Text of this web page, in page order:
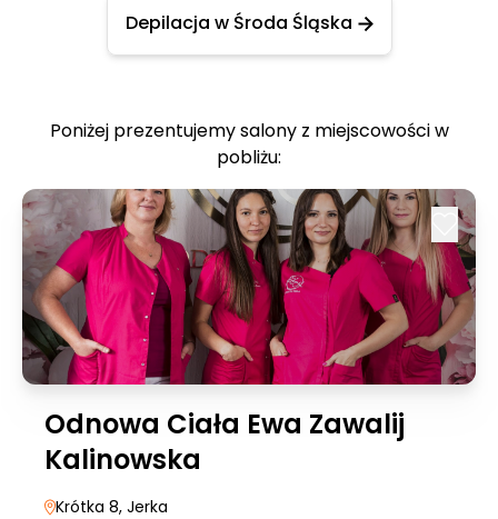
Depilacja w Środa Śląska
Poniżej prezentujemy salony z miejscowości w
pobliżu:
Odnowa Ciała Ewa Zawalij
Kalinowska
Krótka 8, Jerka